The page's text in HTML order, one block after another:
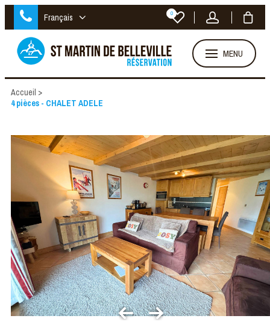
Français 0
MENU
Accueil >
4 pièces - CHALET ADELE